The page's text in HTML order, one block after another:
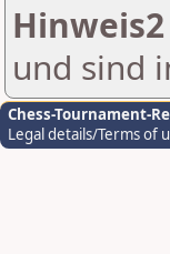
Hinweis2
und sind
Chess-Tournament-
Legal details/Terms of